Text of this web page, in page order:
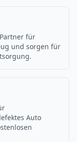
für
und sorgen für
Auto